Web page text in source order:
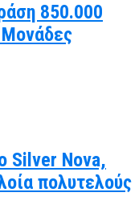
850.000
Μονάδες
Silver Nova,
πολυτελούς